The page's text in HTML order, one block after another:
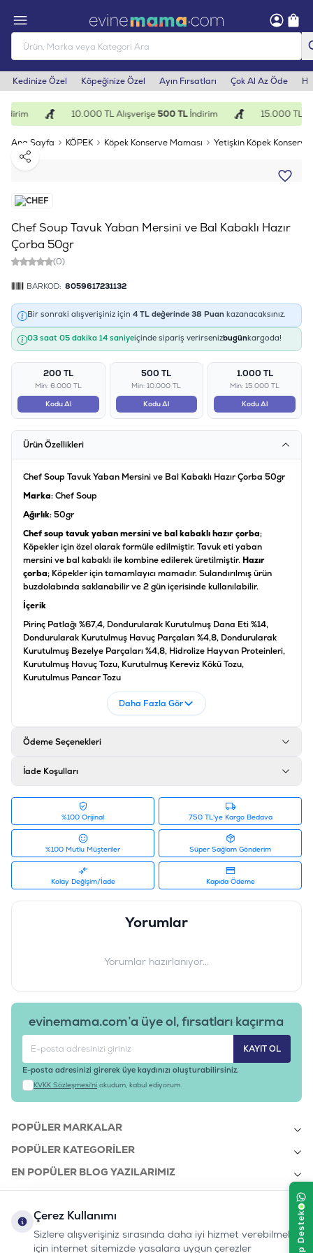
Kedinize Özel Köpeğinize Özel Ayın Fırsatları Çok Al Az Öde
10.000 TL Alışverişe500 TLİndirim 15.000 TL
Ana Sayfa KÖPEK Köpek Konserve Maması
Yetişkin Köpek
Paylaş
Chef Soup Tavuk Yaban Mersini ve Bal Kabaklı Hazır
Çorba 50gr
(0)
BARKOD: 8059617231132
Bir sonraki alışverişiniz için 4 TL değerinde 38 Puan kazanacaksınız.
03 saat 05 dakika 14 saniyeiçinde sipariş verirsenizbugünkargoda!
200 TL
Min: 6.000 TL
Kodu Al
500 TL
Min: 10.000 TL
Kodu Al
1.000 TL
Min: 15.000 TL
Kodu Al
Ürün Özellikleri
Chef Soup Tavuk Yaban Mersini ve Bal Kabaklı Hazır Çorba 50gr
Marka: Chef Soup
Ağırlık: 50gr
Chef soup tavuk yaban mersini ve bal kabaklı hazır çorba;
Köpekler için özel olarak formüle edilmiştir. Tavuk eti yaban
mersini ve bal kabaklı ile kombine edilerek üretilmiştir. Hazır
çorba; Köpekler için tamamlayıcı mamadır. Sulandırılmış ürün
buzdolabında saklanabilir ve 2 gün içerisinde kullanılabilir.
İçerik
Pirinç Patlağı %67,4, Dondurularak Kurutulmuş Dana Eti %14,
Dondurularak Kurutulmuş Havuç Parçaları %4,8, Dondurularak
Kurutulmuş Bezelye Parçaları %4,8, Hidrolize Hayvan Proteinleri,
Kurutulmuş Havuç Tozu, Kurutulmuş Kereviz Kökü Tozu,
Kurutulmuş Pancar Tozu
Kurutulmuş Kabak Tozu, Kurutulmuş Bal Kabağı Tozu, Rafine
Ayçiçeği Yağı, Kurutulmuş Maydonoz Yaprağı
Ham Protein %14,8, Ham Yağlar %10,3, Ham Lif %1,5, Ham Kül
Hazırlama ve Besleme
bekleyiniz, karıştırınız ve doğrudan köpeğin kasesine dökünüz
Ürün Filtreleri
Tedarikçi Ürün Kodu
: CS-005
Daha Fazla Gör
Ödeme Seçenekleri
İade Koşulları
%100 Orijinal 750 TL'ye Kargo Bedava
%100 Mutlu Müşteriler Süper Sağlam Gönderim
Kolay Değişim/İade Kapıda Ödeme
Yorumlar
Yorumlar hazırlanıyor...
evinemama.com’a üye ol, fırsatları kaçırma
KAYIT OL
E-posta adresinizi girerek üye kaydınızı oluşturabilirsiniz.
KVKK Sözleşmesi'ni okudum, kabul ediyorum.
POPÜLER MARKALAR
POPÜLER KATEGORILER
EN POPÜLER BLOG YAZILARIMIZ
KURUMSAL
Çerez Kullanımı
Sizlere alışverişiniz sırasında daha iyi hizmet verebilmek
için internet sitemizde yasalara uygun çerezler